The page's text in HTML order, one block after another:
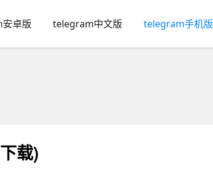
卓版 telegram中文版 telegram手机版
载)